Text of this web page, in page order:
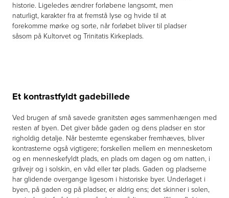
historie. Ligeledes ændrer forløbene langsomt, men
naturligt, karakter fra at fremstå lyse og hvide til at
forekomme mørke og sorte, når forløbet bliver til pladser
såsom på Kultorvet og Trinitatis Kirkeplads.
Et kontrastfyldt gadebillede
Ved brugen af små savede granitsten øges sammenhængen med
resten af byen. Det giver både gaden og dens pladser en stor
righoldig detalje. Når bestemte egenskaber fremhæves, bliver
kontrasterne også vigtigere; forskellen mellem en mennesketom
og en menneskefyldt plads, en plads om dagen og om natten, i
gråvejr og i solskin, en våd eller tør plads. Gaden og pladserne
har glidende overgange ligesom i historiske byer. Underlaget i
byen, på gaden og på pladser, er aldrig ens; det skinner i solen,